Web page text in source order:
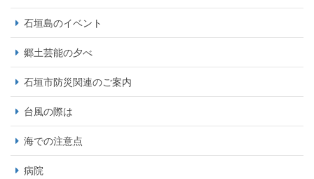
石垣島のイベント
郷土芸能の夕べ
石垣市防災関連のご案内
台風の際は
海での注意点
病院